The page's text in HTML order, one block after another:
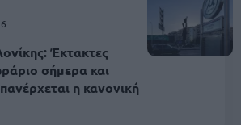
Έκτακτες
σήμερα και
η κανονική